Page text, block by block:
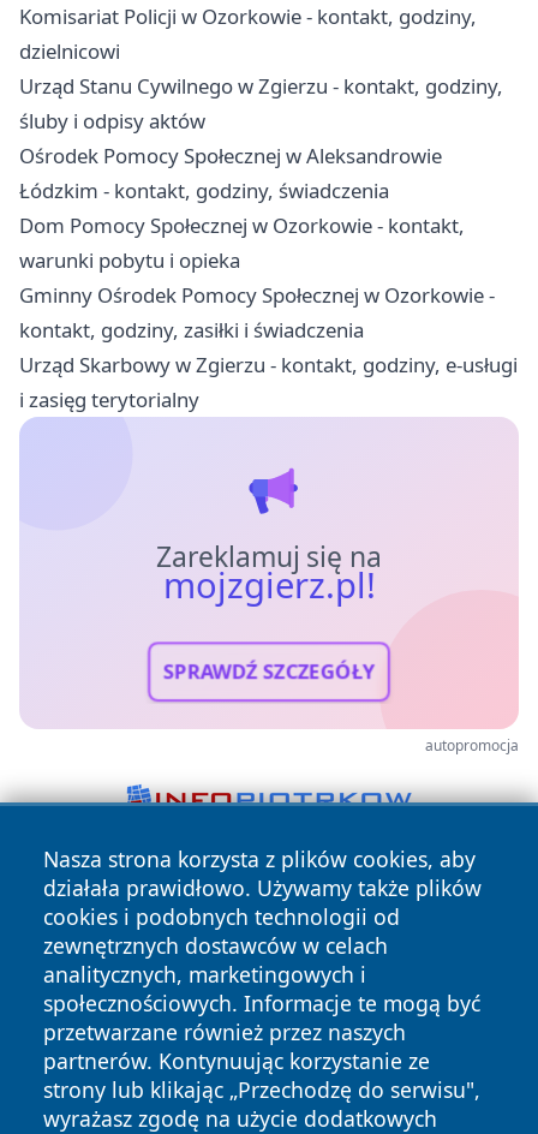
Komisariat Policji w Ozorkowie - kontakt, godziny,
dzielnicowi
Urząd Stanu Cywilnego w Zgierzu - kontakt, godziny,
śluby i odpisy aktów
Ośrodek Pomocy Społecznej w Aleksandrowie
Łódzkim - kontakt, godziny, świadczenia
Dom Pomocy Społecznej w Ozorkowie - kontakt,
warunki pobytu i opieka
Gminny Ośrodek Pomocy Społecznej w Ozorkowie -
kontakt, godziny, zasiłki i świadczenia
Urząd Skarbowy w Zgierzu - kontakt, godziny, e-usługi
i zasięg terytorialny
Zareklamuj się na
mojzgierz.pl!
SPRAWDŹ SZCZEGÓŁY
autopromocja
Nasza strona korzysta z plików cookies, aby
działała prawidłowo. Używamy także plików
cookies i podobnych technologii od
zewnętrznych dostawców w celach
analitycznych, marketingowych i
społecznościowych. Informacje te mogą być
przetwarzane również przez naszych
partnerów. Kontynuując korzystanie ze
strony lub klikając „Przechodzę do serwisu",
wyrażasz zgodę na użycie dodatkowych
Copyright © 2026 mojzgierz.pl Wszystkie prawa zastrzeżone.
News Autorzy
Polityka
Prywatności
Polityka
Cookies